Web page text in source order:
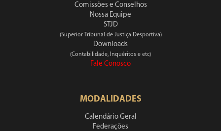
Comissões e Conselhos
Nossa Equipe
STJD
(Superior Tribunal de Justiça Desportiva)
Downloads
(Contabilidade, Inquéritos e etc)
Fale Conosco
MODALIDADES
Calendário Geral
Federações